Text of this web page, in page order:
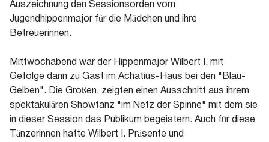
Auszeichnung den Sessionsorden vom
Jugendhippenmajor für die Mädchen und ihre
Betreuerinnen.
Mittwochabend war der Hippenmajor Wilbert I. mit
Gefolge dann zu Gast im Achatius-Haus bei den "Blau-
Gelben". Die Großen, zeigten einen Ausschnitt aus ihrem
spektakulären Showtanz "im Netz der Spinne" mit dem sie
in dieser Session das Publikum begeistern. Auch für diese
Tänzerinnen hatte Wilbert I. Präsente und